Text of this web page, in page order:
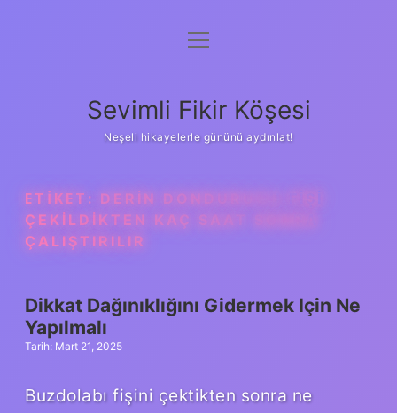
Anasayfa
Yasal Uyarı
menüyü
Sevimli Fikir Köşesi
Neşeli hikayelerle gününü aydınlat!
ETIKET: DERIN DONDURUCU FIŞI
ÇEKILDIKTEN KAÇ SAAT SONRA
ÇALIŞTIRILIR
Dikkat Dağınıklığını Gidermek Için Ne
Yapılmalı
Tarih: Mart 21, 2025
Buzdolabı fişini çektikten sonra ne